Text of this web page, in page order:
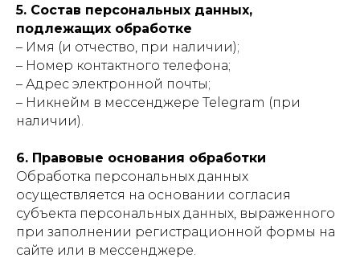
5. Состав персональных данных,
подлежащих обработке
– Имя (и отчество, при наличии);
– Номер контактного телефона;
– Адрес электронной почты;
– Никнейм в мессенджере Telegram (при
наличии).
6. Правовые основания обработки
Обработка персональных данных
осуществляется на основании согласия
субъекта персональных данных, выраженного
при заполнении регистрационной формы на
сайте или в мессенджере.